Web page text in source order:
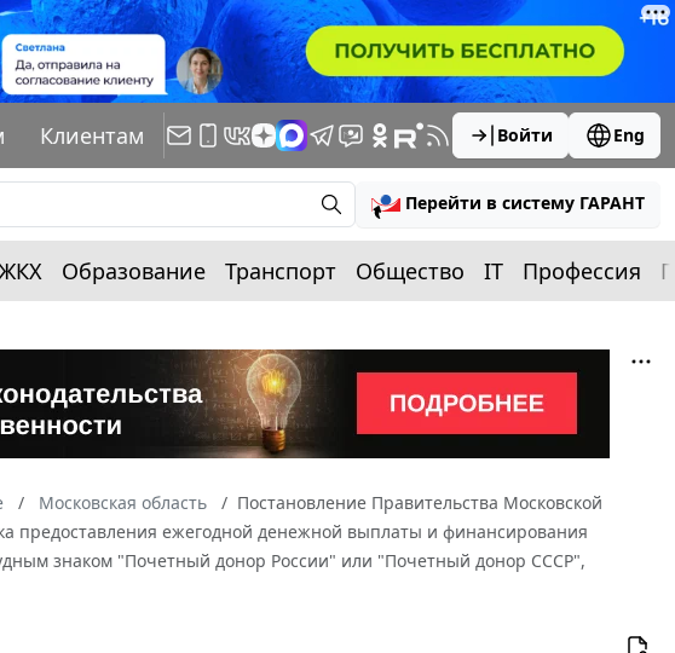
Клиентам Войти Eng
Перейти в систему ГАРАНТ
Образование Транспорт Общество IT Профессия
Московская область
Постановление Правительства Московской
предоставления ежегодной денежной выплаты и финансирования
знаком "Почетный донор России" или "Почетный донор СССР",